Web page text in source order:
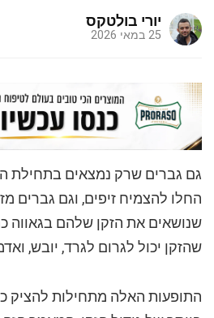
יורי בולטקס
25 במאי 2026
גם גברים שרק נמצאים בתחילת
החלו להצמיח זיפים, וגם גברים
שנושאים את הזקן שלהם בגאווה
שהזקן יכול לגרום לגרד, יובש,
התופעות האלה מתחילות להציק